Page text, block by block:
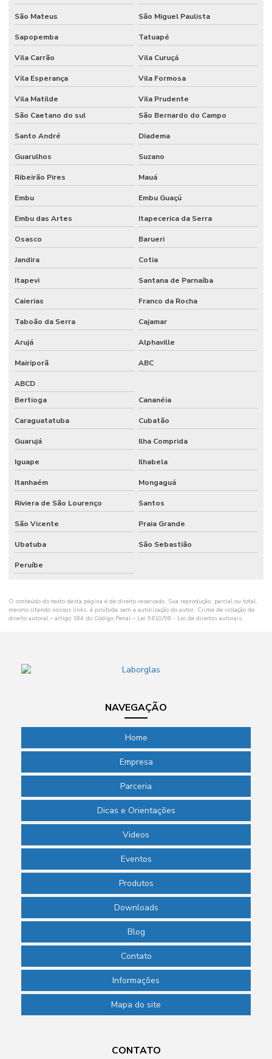
Funil de separação preço
Haste magnética
Haste magnética flexível
Homogeneizador tipo stomacher
Hplc equipamento
Incubadora laboratório
Incubadora Shaker
Kit para análise de água
Kit de vidrarias para laboratório
Lâmina de vidro
Lamínula de vidro
Macropipetador manual
Macropipetador preço
Manta aquecedora
Manta aquecedora laboratório preço
Materiais para laboratório
Medidor de ion seletivo
Medidor de ise
Medidor multiparametros de água
Medidor de oxigênio dissolvido
Medidor de potássio
Medidores para agricultura
Microcentrífuga refrigerada
Microscópio invertido preço
Phmetro de bolso preço
Phmetro digital
Phmetro portátil preço
Picnômetro de vidro
Picnômetro de vidro com termômetro
Pipeta para laboratório de química
Pipeta pasteur plástico preço
São Mateus São Miguel Paulista
Sapopemba Tatuapé
Vila Carrão Vila Curuçá
Vila Esperança Vila Formosa
Vila Matilde
Vila Prudente
São Caetano do sul
São Bernardo do Campo
Santo André Diadema
Guarulhos Suzano
Ribeirão Pires Mauá
Embu Embu Guaçú
Embu das Artes Itapecerica da Serra
Osasco Barueri
Jandira Cotia
Itapevi Santana de Parnaíba
Caierias Franco da Rocha
Taboão da Serra Cajamar
Arujá Alphaville
Mairiporã ABC
ABCD
Bertioga
Cananéia
Caraguatatuba Cubatão
Guarujá Ilha Comprida
Iguape Ilhabela
Itanhaém Mongaguá
Riviera de São Lourenço Santos
São Vicente Praia Grande
Ubatuba São Sebastião
Peruíbe
O conteúdo do texto desta página é de direito reservado. Sua reprodução, parcial ou total,
mesmo citando nossos links, é proibida sem a autorização do autor. Crime de violação de
direito autoral – artigo 184 do Código Penal – Lei 9610/98 - Lei de direitos autorais.
NAVEGAÇÃO
Home
Empresa
Parceria
Dicas e Orientações
Videos
Eventos
Produtos
Downloads
Blog
Contato
Informações
Mapa do site
CONTATO